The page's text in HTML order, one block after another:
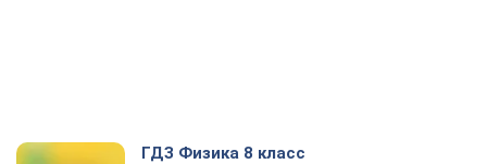
ГДЗ Физика 8 класс